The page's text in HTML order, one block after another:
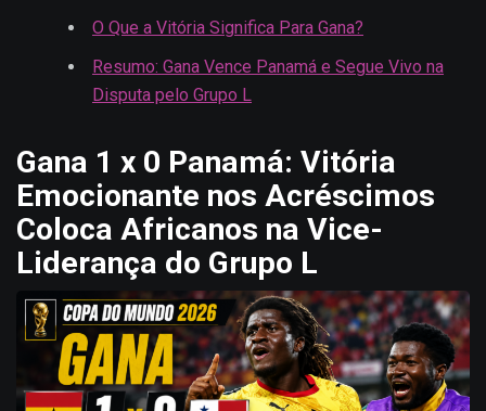
O Que a Vitória Significa Para Gana?
Resumo: Gana Vence Panamá e Segue Vivo na
Disputa pelo Grupo L
Gana 1 x 0 Panamá: Vitória
Emocionante nos Acréscimos
Coloca Africanos na Vice-
Liderança do Grupo L